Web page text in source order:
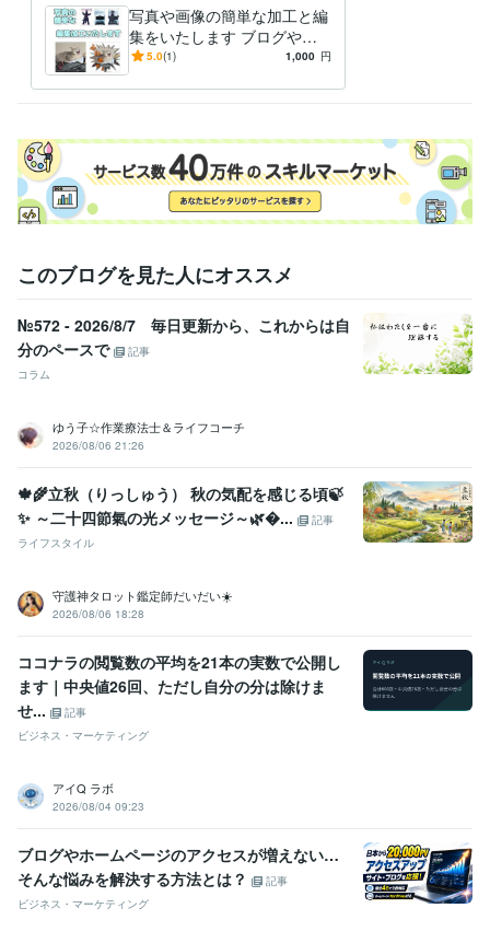
写真や画像の簡単な加工と編
集をいたします ブログやホ
ームページなどにいかがでし
5.0(1) 1,000 円
このブログを見た人にオススメ
№572 - 2026/8/7 毎日更新から、これからは自
分のペースで
記事
コラム
ゆう子☆作業療法士＆ライフコーチ
2026/08/06 21:26
🍁🌾立秋（りっしゅう） 秋の気配を感じる頃🍃
✨ ～二十四節氣の光メッセージ～🌿...
記事
ライフスタイル
守護神タロット鑑定師だいだい☀️
2026/08/06 18:28
ココナラの閲覧数の平均を21本の実数で公開し
ます｜中央値26回、ただし自分の分は除けま
せ...
記事
ビジネス・マーケティング
アイQ ラボ
2026/08/04 09:23
ブログやホームページのアクセスが増えない…
そんな悩みを解決する方法とは？
記事
ビジネス・マーケティング